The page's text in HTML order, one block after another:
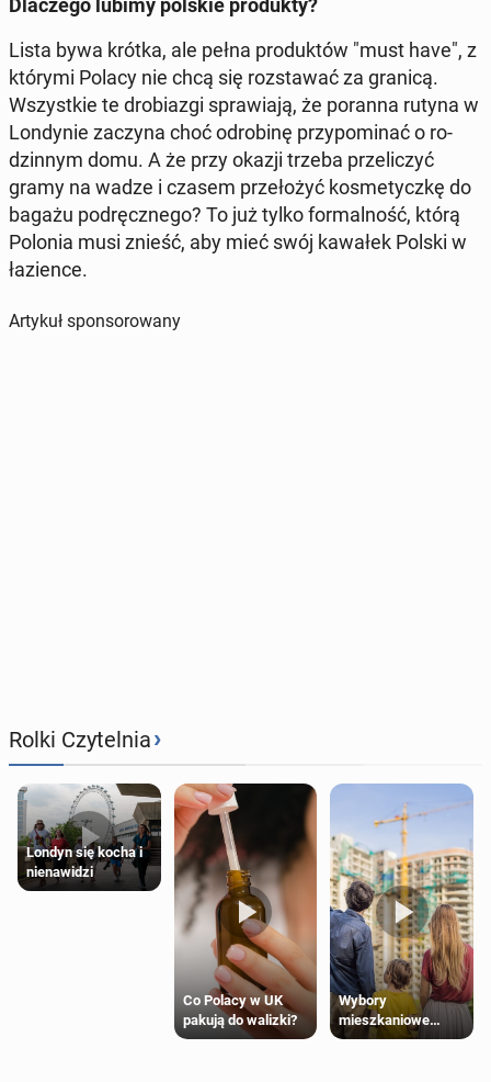
Dla­cze­go lubimy polskie pro­duk­ty?
Lista bywa krótka, ale pełna pro­duk­tów "must have", z
którymi Polacy nie chcą się roz­sta­wać za granicą.
Wszyst­kie te dro­bia­zgi spra­wia­ją, że poranna rutyna w
Lon­dy­nie zaczyna choć odro­bi­nę przy­po­mi­nać o ro­
dzin­nym domu. A że przy okazji trzeba prze­li­czyć
gramy na wadze i czasem prze­ło­żyć ko­sme­tycz­kę do
bagażu pod­ręcz­ne­go? To już tylko for­mal­ność, którą
Polonia musi znieść, aby mieć swój kawałek Polski w
ła­zien­ce.
Artykuł sponsorowany
Rolki Czytelnia›
Londyn się kocha i
nienawidzi
Co Polacy w UK
pakują do walizki?
Wybory
mieszkaniowe
Polaków 2025